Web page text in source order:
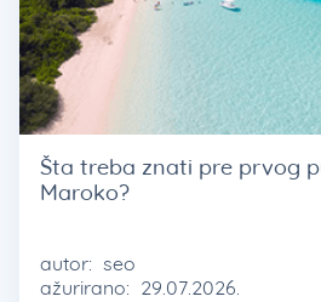
Šta treba znati pre prvog
Maroko?
autor: seo
ažurirano: 29.07.2026.